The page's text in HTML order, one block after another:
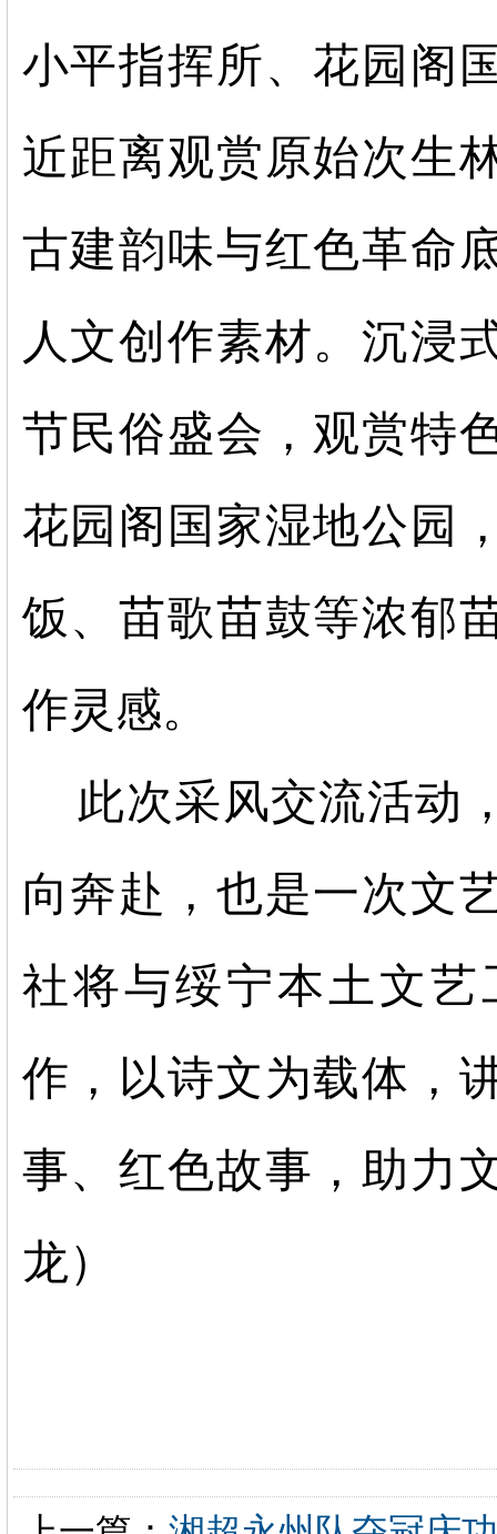
小平指挥所、花园阁
近距离观赏原始次生
古建韵味与红色革命
人文创作素材。沉浸
节民俗盛会，观赏特
花园阁国家湿地公园
饭、苗歌苗鼓等浓郁
作灵感。
此次采风交流活动
向奔赴，也是一次文
社将与绥宁本土文
作，以诗文为载体，
事、红色故事，助力
龙）